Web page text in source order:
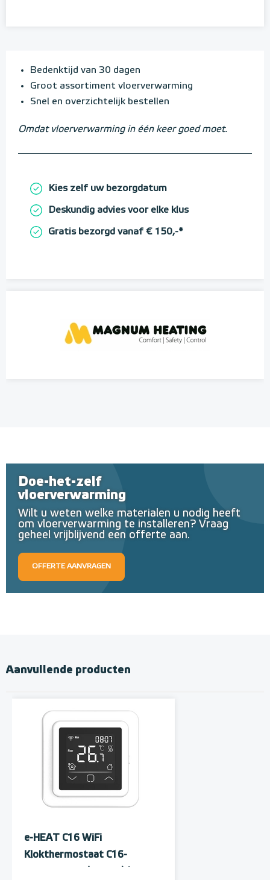
Bedenktijd van 30 dagen
Groot assortiment vloerverwarming
Snel en overzichtelijk bestellen
Omdat vloerverwarming in één keer goed moet.
Kies zelf uw bezorgdatum
Deskundig advies voor elke klus
Gratis bezorgd vanaf € 150,-*
Doe-het-zelf
vloerverwarming
Wilt u weten welke materialen u nodig heeft
om vloerverwarming te installeren? Vraag
geheel vrijblijvend een offerte aan.
OFFERTE AANVRAGEN
Aanvullende producten
e-HEAT C16 WiFi
Klokthermostaat C16-